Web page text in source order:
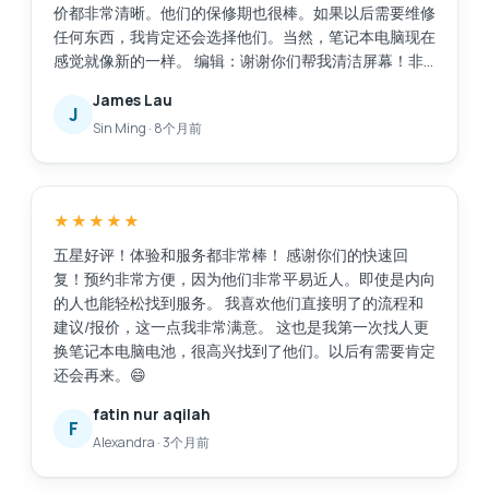
价都非常清晰。他们的保修期也很棒。如果以后需要维修
任何东西，我肯定还会选择他们。当然，笔记本电脑现在
感觉就像新的一样。 编辑：谢谢你们帮我清洁屏幕！非
J
James Lau
Sin Ming · 8个月前
★★★★★
五星好评！体验和服务都非常棒！ 感谢你们的快速回
复！预约非常方便，因为他们非常平易近人。即使是内向
的人也能轻松找到服务。 我喜欢他们直接明了的流程和
建议/报价，这一点我非常满意。 这也是我第一次找人更
换笔记本电脑电池，很高兴找到了他们。以后有需要肯定
还会再来。😄
F
fatin nur aqilah
Alexandra ·3个月前